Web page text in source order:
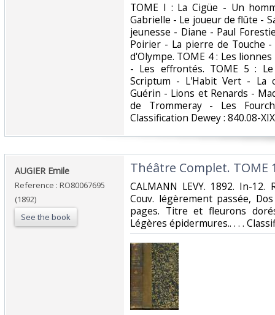
‎TOME I : La Cigüe - Un
Gabrielle - Le joueur de flûte -
jeunesse - Diane - Paul
Poirier - La pierre de Touche
d'Olympe. TOME 4 : Les
- Les effrontés. TOME 5 :
Scriptum - L'Habit Vert - La
Guérin - Lions et Renards -
de Trommeray - Les
Classification Dewey : 840.08-
‎AUGIER Emile‎
Reference : RO80067695
(1892)
See the book
‎Théâtre Complet. TOME
‎CALMANN LEVY. 1892. In-
Couv. légèrement passée,
pages. Titre et fleurons
Légères épidermures.. . . .